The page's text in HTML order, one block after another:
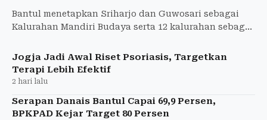
Bantul menetapkan Sriharjo dan Guwosari sebagai
Kalurahan Mandiri Budaya serta 12 kalurahan sebagai
budaya lokal.
Jogja Jadi Awal Riset Psoriasis, Targetkan
Terapi Lebih Efektif
2 hari lalu
Serapan Danais Bantul Capai 69,9 Persen,
BPKPAD Kejar Target 80 Persen